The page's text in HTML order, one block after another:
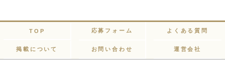
TOP 応募フォーム よくある質問
掲載について お問い合わせ 運営会社